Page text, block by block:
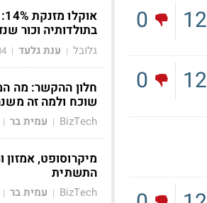
12
0
12
0
בתולדותיה וכור
גלובל | ענת גלעד |
חלון ההקשר: מה
שוכח ולמה זה
BizTech
| עמית בר |
מיקרוסופט,
התשתית
BizTech
| עמית בר |